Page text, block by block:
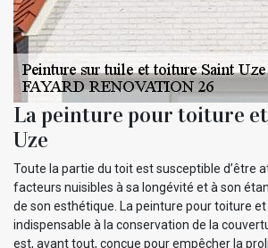
La peinture pour toiture
Uze
Toute la partie du toit est susceptible d’être
facteurs nuisibles à sa longévité et à son
de son esthétique. La peinture pour toiture et
indispensable à la conservation de la
est, avant tout, conçue pour empêcher la